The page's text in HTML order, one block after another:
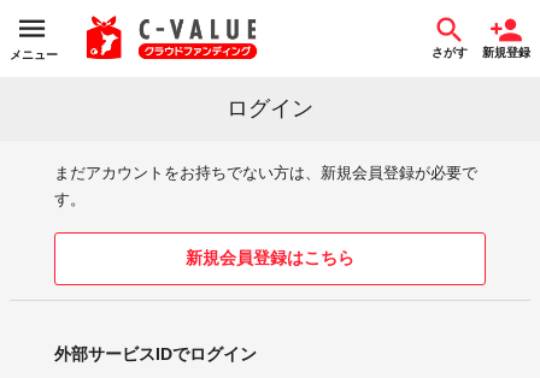
メニュー さがす 新規登録
ログイン
まだアカウントをお持ちでない方は、新規会員登録が必要で
す。
新規会員登録はこちら
外部サービスIDでログイン